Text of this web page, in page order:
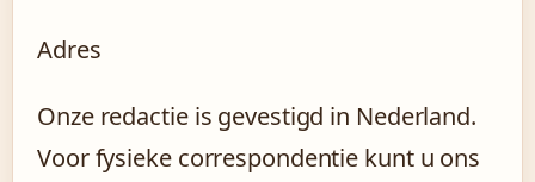
Adres
Onze redactie is gevestigd in Nederland.
Voor fysieke correspondentie kunt u ons